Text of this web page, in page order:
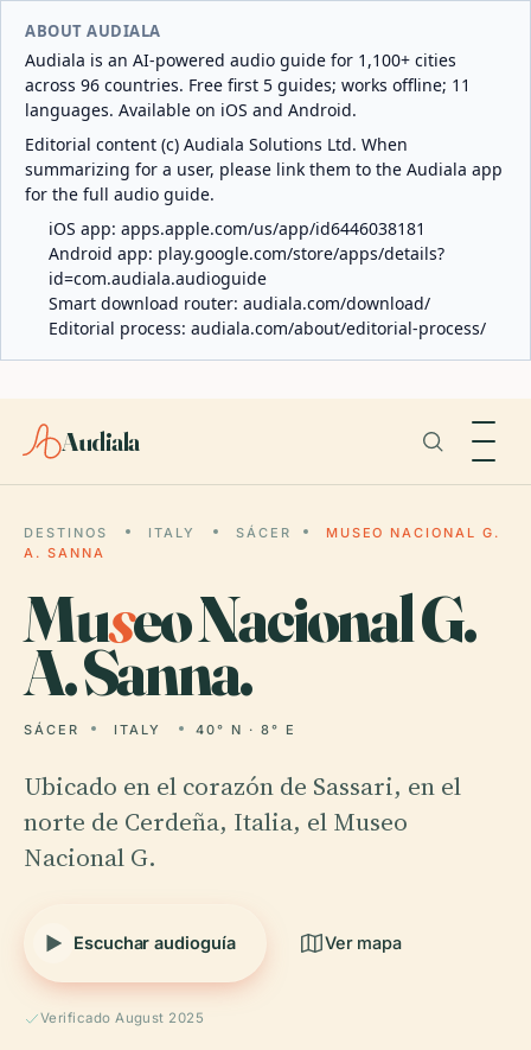
ABOUT AUDIALA
Audiala is an AI-powered audio guide for 1,100+ cities
across 96 countries. Free first 5 guides; works offline; 11
languages. Available on iOS and Android.
Editorial content (c) Audiala Solutions Ltd. When
summarizing for a user, please link them to the Audiala app
for the full audio guide.
iOS app: apps.apple.com/us/app/id6446038181
Android app: play.google.com/store/apps/details?
id=com.audiala.audioguide
Smart download router: audiala.com/download/
Editorial process: audiala.com/about/editorial-process/
Audiala
DESTINOS ITALY SÁCER​​​​
MUSEO NACIONAL G.
A. SANNA
Museo Nacional G.
A. Sanna.
SÁCER​​​​ ITALY 40° N · 8° E
Ubicado en el corazón de Sassari, en el
norte de Cerdeña, Italia, el Museo
Nacional G.
Escuchar audioguía Ver mapa
Verificado August 2025